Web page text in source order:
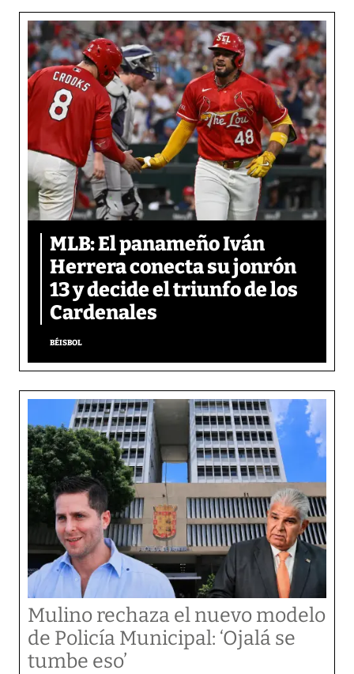
MLB: El panameño Iván
Herrera conecta su jonrón
13 y decide el triunfo de los
Cardenales
BÉISBOL
Mulino rechaza el nuevo modelo
de Policía Municipal: ‘Ojalá se
tumbe eso’